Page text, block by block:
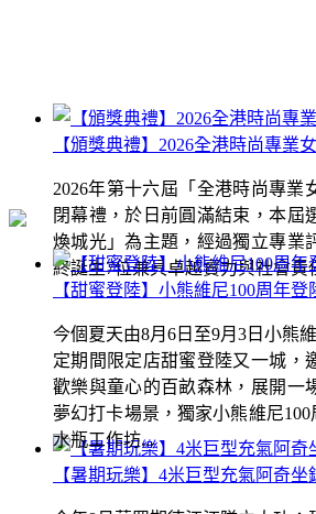
【頒獎典禮】2026全港時尚專業
2026年第十六屆「全港時尚專業
閉幕禮，於日前圓滿結束，本屆
煥城光」為主題，經過獨立專業
終誕生7位兼具卓越實力與社會責
【暑期玩樂】4米巨型充氣阿奇坐
【甜蜜登陸】小熊維尼100周年登
今個夏天由8月6日至9月3日小熊
定期間限定店甜蜜登陸又一城，
歡樂與童心的百畝森林，展開一
夢幻打卡場景，獨家小熊維尼
水瓶工作坊...